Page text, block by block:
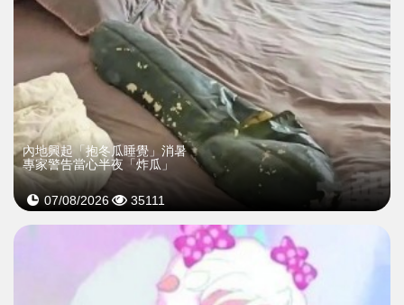
內地興起「抱冬瓜睡覺」消暑
專家警告當心半夜「炸瓜」
07/08/2026 35111